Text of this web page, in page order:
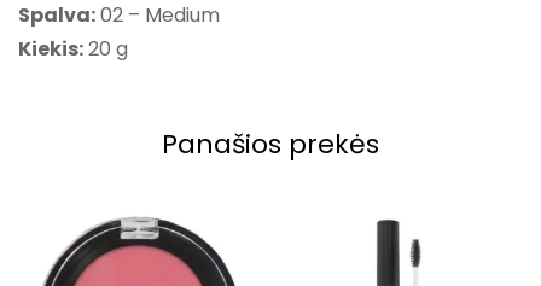
Spalva:02 – Medium
Kiekis:20 g
Panašios prekės